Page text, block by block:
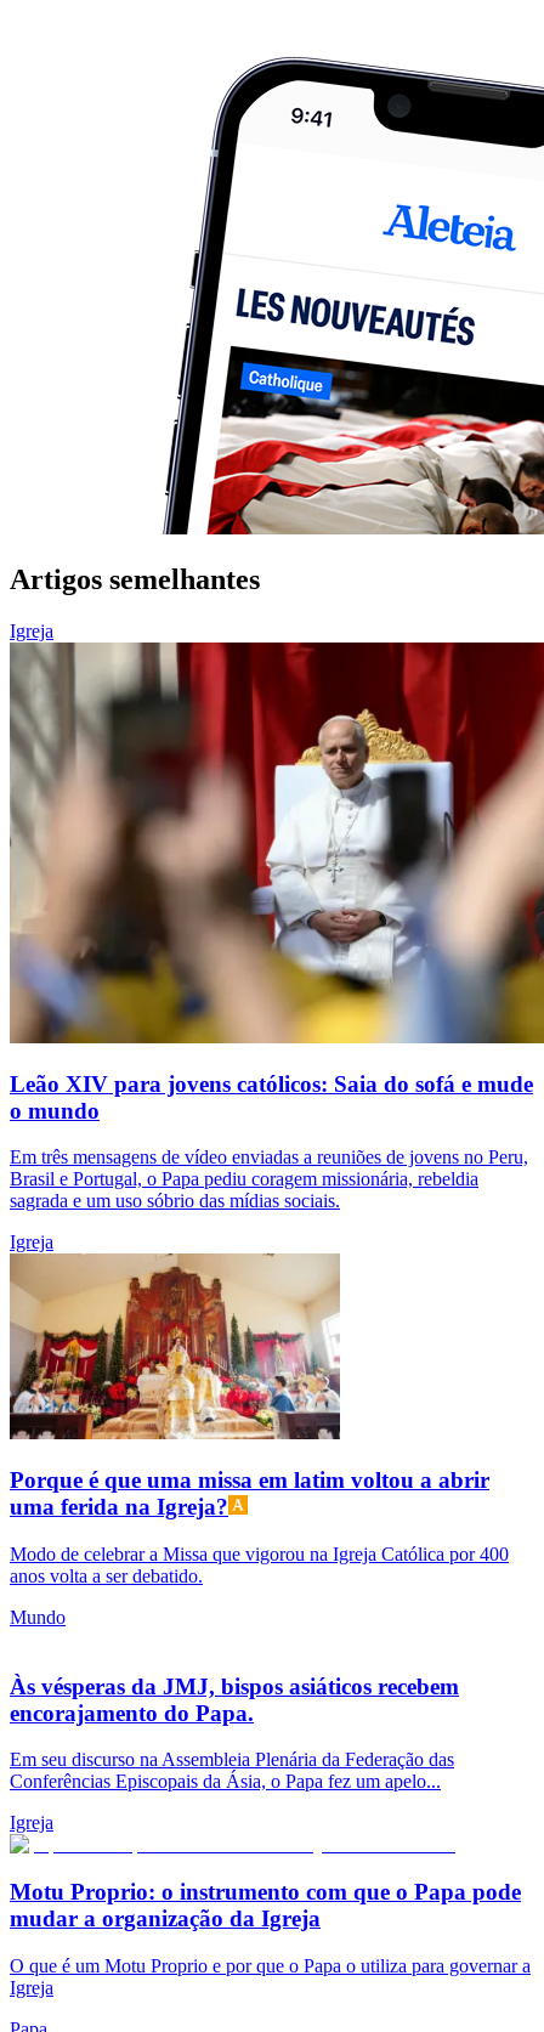
Artigos semelhantes
Igreja
Leão XIV para jovens católicos: Saia do sofá e mude
o mundo
Em três mensagens de vídeo enviadas a reuniões de jovens no Peru,
Brasil e Portugal, o Papa pediu coragem missionária, rebeldia
sagrada e um uso sóbrio das mídias sociais.
Igreja
Porque é que uma missa em latim voltou a abrir
uma ferida na Igreja?
Modo de celebrar a Missa que vigorou na Igreja Católica por 400
anos volta a ser debatido.
Mundo
Às vésperas da JMJ, bispos asiáticos recebem
encorajamento do Papa.
Em seu discurso na Assembleia Plenária da Federação das
Conferências Episcopais da Ásia, o Papa fez um apelo...
Igreja
Motu Proprio: o instrumento com que o Papa pode
mudar a organização da Igreja
O que é um Motu Proprio e por que o Papa o utiliza para governar a
Igreja